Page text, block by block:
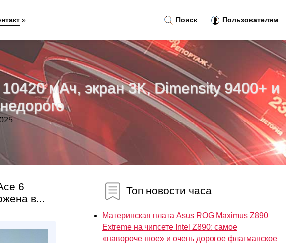
мАч, экран 3K, Dimensity 9400+ и
6
в...
Топ новости часа
Материнская плата Asus ROG Maximus Z890
Extreme на чипсете Intel Z890: самое
«навороченное» и очень дорогое флагманское
Поиск Пользователям
»